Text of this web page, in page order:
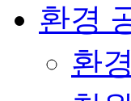
환경
환